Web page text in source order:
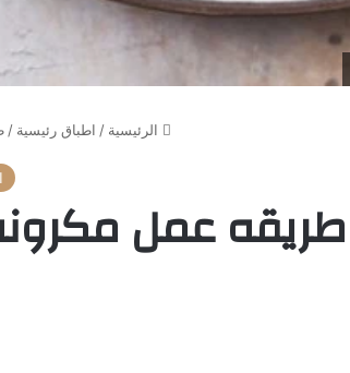
الرئيسية / اطباق رئيسية /
طريقه عمل